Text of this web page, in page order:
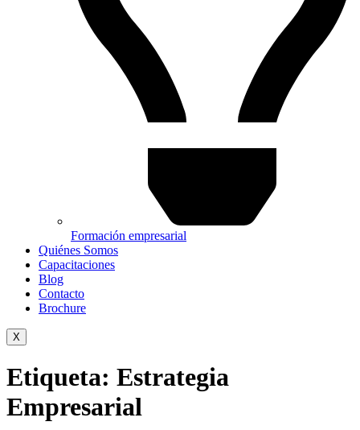
Formación empresarial
Quiénes Somos
Capacitaciones
Blog
Contacto
Brochure
X
Etiqueta: Estrategia
Empresarial